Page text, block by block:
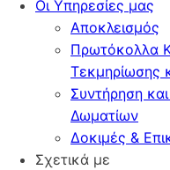
Οι Υπηρεσίες μας
Αποκλεισμός
Πρωτόκολλα
Τεκμηρίωσης
Συντήρηση
Δωματίων
Δοκιμές &
Σχετικά με